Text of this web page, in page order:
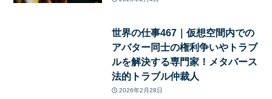
世界の仕事467｜仮想空間内での
アバター同士の権利争いやトラブ
ルを解決する専門家！メタバース
法的トラブル仲裁人
2026年2月28日